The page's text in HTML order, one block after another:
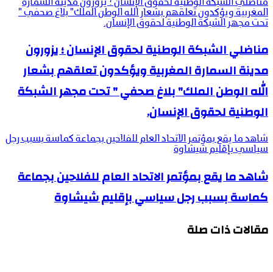
مناضلي الشبكة الوطنية لحقوق الإنسان ؛ يزورون مدينة السمارة
المغربية ويؤكدون تعلقهم بشعار الله الوطن الملك" بلاغ صحفي "
تحت مجهر الشبكة الوطنية لحقوق الإنسان.
مناضلي الشبكة الوطنية لحقوق الإنسان ؛ يزورون
مدينة السمارة المغربية ويؤكدون تعلقهم بشعار
الله الوطن الملك" بلاغ صحفي " تحت مجهر الشبكة
الوطنية لحقوق الإنسان.
شاهد ما يقع بمؤتمر الاتحاد العام للفلاحين بجماعة كماسة بسبب رجل
سياسي بإقليم شيشاوة
شاهد ما يقع بمؤتمر الاتحاد العام للفلاحين بجماعة
كماسة بسبب رجل سياسي بإقليم شيشاوة
مقالات ذات صلة